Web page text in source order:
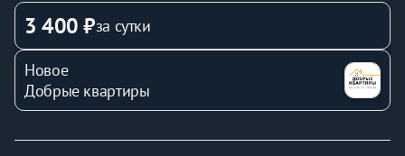
💼 Удобного отдыха после насыщенного рабочего
дня
👨‍👩‍👧‍👦 Семейного отпуска в самом центре города
______________________________________
🚪 Добро пожаловать в жилой комплекс «Белый
Ангел», расположенный по адресу Ростов-на-Дону,
Береговая 6!
3 400 ₽за сутки
Новое
Добрые квартиры